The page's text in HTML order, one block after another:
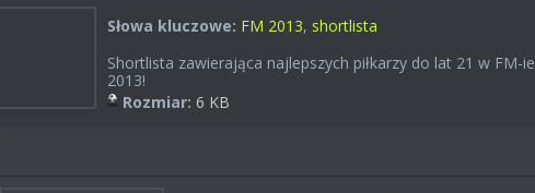
Słowa kluczowe: FM 2013, shortlista
Shortlista zawierająca najlepszych piłkarzy do lat 21 w FM-ie
2013!
Rozmiar: 6 KB